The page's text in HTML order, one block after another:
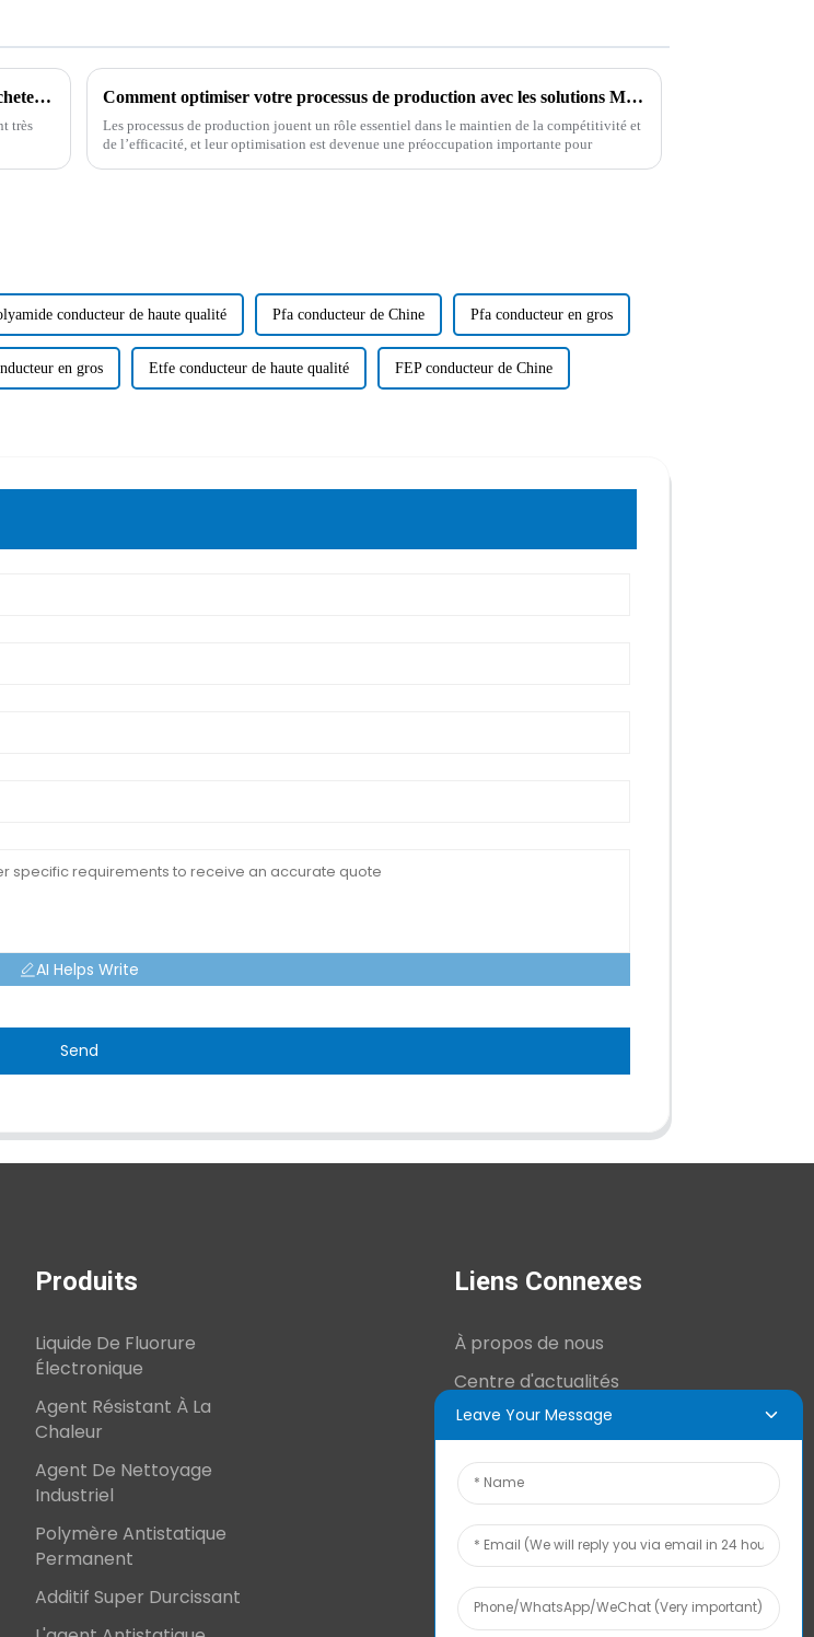
10 informations essentielles sur le mélange maître HDT que tout acheteur international devrait connaître
très
Comment optimiser votre processus de production avec les solutions Masterbatch HDT
Les processus de production jouent un rôle essentiel dans le maintien de la compétitivité et
de l’efficacité, et leur optimisation est devenue une préoccupation importante pour
conducteur de haute qualité Pfa conducteur de Chine Pfa conducteur en gros
en gros Etfe conducteur de haute qualité FEP conducteur de Chine
AI Helps Write
Send
Produits
Liquide De Fluorure
Électronique
Agent Résistant À La
Chaleur
Agent De Nettoyage
Industriel
Polymère Antistatique
Permanent
Additif Super Durcissant
Liens Connexes
À propos de nous
Centre d'actualités
Informations techniques
Contactez-nous
Leave Your Message